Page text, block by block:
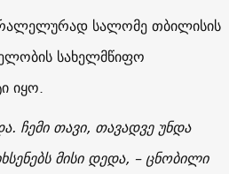
სალომე თბილისის
სახელმწიფო
იყო.
ჩემი თავი, თავადვე უნდა
მისი დედა, – ცნობილი